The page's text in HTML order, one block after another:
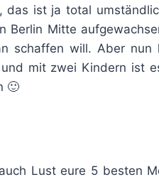
ist ja total
Mitte
schaffen will. Aber
mit zwei Kindern ist
🙂
Lust eure 5 besten